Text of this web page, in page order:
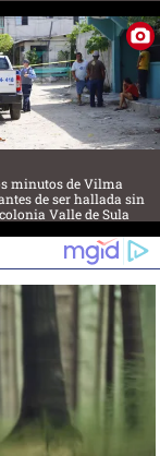
minutos de Vilma
de ser hallada sin
Valle de Sula